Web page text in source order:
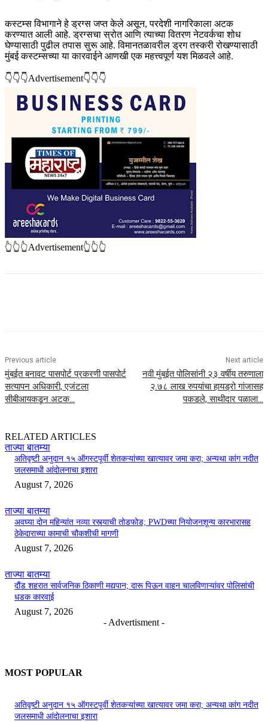
कस्टम्स विभागाने हे ड्रग्स जप्त केले असून, परदेशी नागरिकाला अटक
करण्यात आली आहे. ड्रग्सचा स्रोत आणि त्याच्या वितरण नेटवर्कचा शोध
घेण्यासाठी पुढील तपास सुरू आहे. विमानतळावरील ड्रग तस्करी रोखण्यासाठी
मुंबई कस्टम्सच्या या कारवाईने आणखी एक महत्त्वपूर्ण यश मिळवले आहे.
👇👇👇Advertisement👇👇👇
👆👆👆Advertisement👆👆👆
Previous article
मुंबईत बनावट पासपोर्ट प्रकरणी पासपोर्ट
सत्यापन अधिकारी, एजंटला
सीबीआयकडून अटक…
Next article
नवी मुंबईत पोलिसांनी २३ वर्षीय तरुणाला
२.७८ लाख रुपयांचा हायड्रो गांजासह
पकडले, साथीदार पळाला…
RELATED ARTICLES
ताज्या बातम्या
अतिवृष्टी अनुदान १५ ऑगस्टपूर्वी शेतकऱ्यांच्या खात्यावर जमा करा; अन्यथा कांग नदीत
जलसमाधी आंदोलनाचा इशारा
August 7, 2026
ताज्या बातम्या
अवघ्या दोन महिन्यांत नव्या रस्त्याची तोडफोड; PWDच्या नियोजनशून्य कारभारासह
ठेकेदाराच्या कामाची चौकशीची मागणी
August 7, 2026
ताज्या बातम्या
दौंड शहरात सार्वजनिक ठिकाणी मद्यपान; दारू पिऊन वाहन चालविणाऱ्यांवर पोलिसांची
धडक कारवाई
August 7, 2026
- Advertisment -
MOST POPULAR
अतिवृष्टी अनुदान १५ ऑगस्टपूर्वी शेतकऱ्यांच्या खात्यावर जमा करा; अन्यथा कांग नदीत
जलसमाधी आंदोलनाचा इशारा